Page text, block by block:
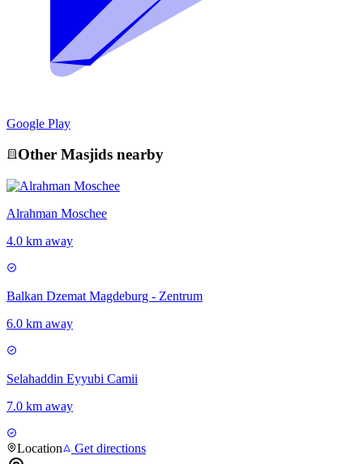
Google Play
Other Masjids nearby
Alrahman Moschee
4.0 km away
Balkan Dzemat Magdeburg - Zentrum
6.0 km away
Selahaddin Eyyubi Camii
7.0 km away
Location Get directions